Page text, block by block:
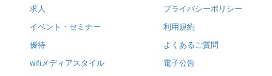
求人
イベント・セミナー
優待
wifiメディアスタイル
プライバシーポリシー
利用規約
よくあるご質問
電子公告